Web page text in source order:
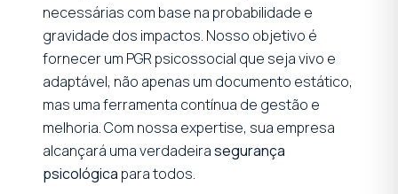
necessárias com base na probabilidade e
gravidade dos impactos. Nosso objetivo é
fornecer um PGR psicossocial que seja vivo e
adaptável, não apenas um documento estático,
mas uma ferramenta contínua de gestão e
melhoria. Com nossa expertise, sua empresa
alcançará uma verdadeirasegurança
psicológica para todos.